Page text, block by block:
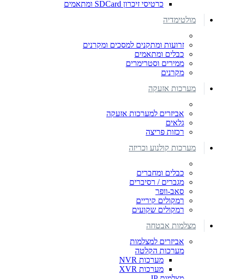
כרטיסי זיכרון SDCard ומתאמים
מולטימדיה
זרועות ומתקנים למסכים ומקרנים
כבלים ומתאמים
ממירים וסטרימרים
מקרנים
מערכות אזעקה
אביזרים למערכות אזעקה
גלאים
רכזות פריצה
מערכות קולנוע וכריזה
כבלים ומחברים
מגברים / רסיברים
סאב-וופר
רמקולים קיריים
רמקולים שקועים
מצלמות אבטחה
אביזרים למצלמות
מערכות הקלטה
מערכות NVR
מערכות XVR